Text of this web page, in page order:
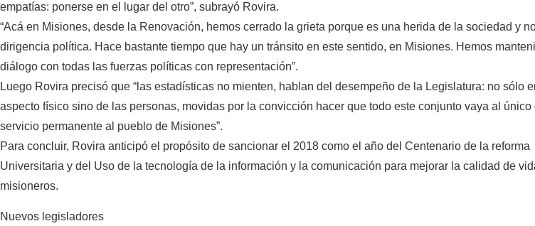
empatías: ponerse en el lugar del otro”, subrayó Rovira.
“Acá en Misiones, desde la Renovación, hemos cerrado la grieta porque es una herida de la sociedad y
dirigencia política. Hace bastante tiempo que hay un tránsito en este sentido, en Misiones. Hemos
diálogo con todas las fuerzas políticas con representación”.
Luego Rovira precisó que “las estadísticas no mienten, hablan del desempeño de la Legislatura: no sólo
aspecto físico sino de las personas, movidas por la convicción hacer que todo este conjunto vaya al único
servicio permanente al pueblo de Misiones”.
Para concluir, Rovira anticipó el propósito de sancionar el 2018 como el año del Centenario de la reforma
Universitaria y del Uso de la tecnología de la información y la comunicación para mejorar la calidad de
misioneros.
Nuevos legisladores